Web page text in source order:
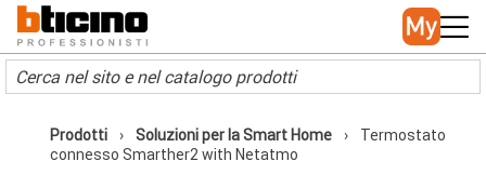
Skip to main content
Main navigation
Prodotti Soluzioni per la Smart Home
Termostato
connesso Smarther2 with Netatmo